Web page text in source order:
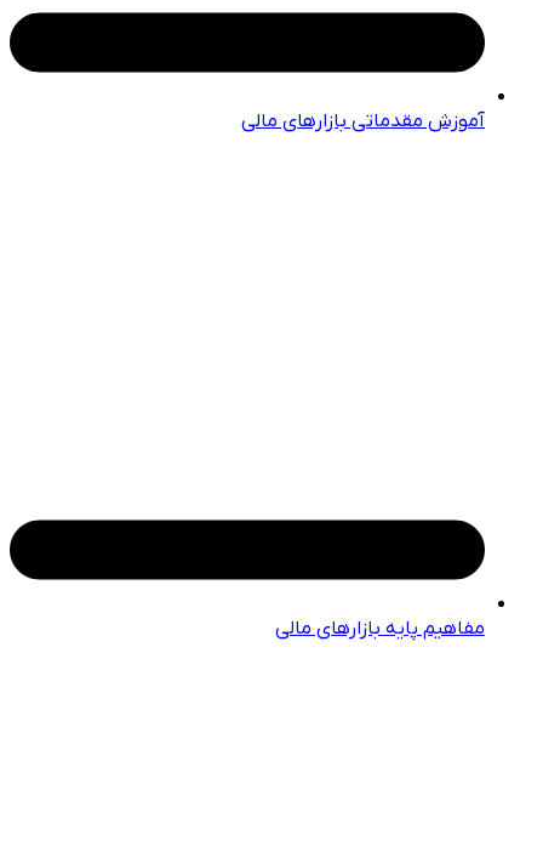
آموزش مقدماتی بازارهای مالی
مفاهیم پایه بازارهای مالی